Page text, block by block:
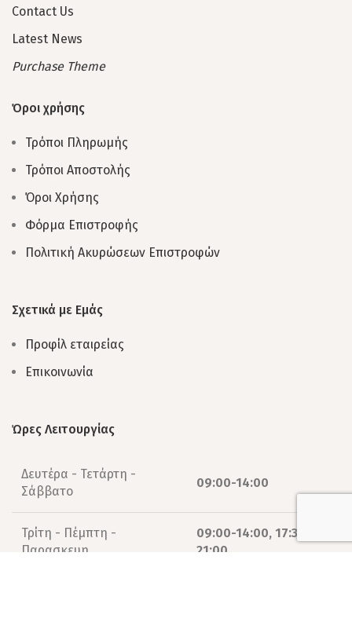
Contact Us
Latest News
Purchase Theme
Όροι χρήσης
Τρόποι Πληρωμής
Τρόποι Αποστολής
Όροι Χρήσης
Φόρμα Επιστροφής
Πολιτική Ακυρώσεων Επιστροφών
Σχετικά με Εμάς
Προφίλ εταιρείας
Επικοινωνία
Ώρες Λειτουργίας
Δευτέρα - Τετάρτη -
Σάββατο
09:00-14:00
Τρίτη - Πέμπτη -
Παρασκευη
09:00-14:00, 17:30-
21:00